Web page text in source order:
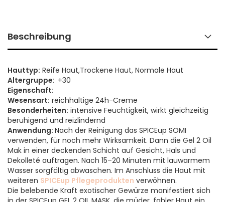
Beschreibung
Hauttyp: Reife Haut,Trockene Haut, Normale Haut
Altergruppe: +30
Eigenschaft:
Wesensart: reichhaltige 24h-Creme
Besonderheiten: intensive Feuchtigkeit, wirkt gleichzeitig
beruhigend und reizlindernd
​Anwendung: Nach der Reinigung das SPICEup SOMI
verwenden, für noch mehr Wirksamkeit. Dann die Gel 2 Oil
Mak in einer deckenden Schicht auf Gesicht, Hals und
Dekolleté auftragen. Nach 15–20 Minuten mit lauwarmem
Wasser sorgfältig abwaschen. Im Anschluss die Haut mit
weiteren SPICEup Pflegeprodukten verwöhnen.
Die belebende Kraft exotischer Gewürze manifestiert sich